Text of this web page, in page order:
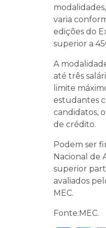
varia
edições do
superior a
A
até três
limite
estudantes
candidatos,
de crédito.
Podem ser
Nacional de
superior
avaliados
MEC.
Fonte:MEC.